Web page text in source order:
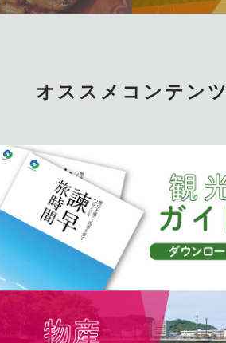
オススメコンテンツ